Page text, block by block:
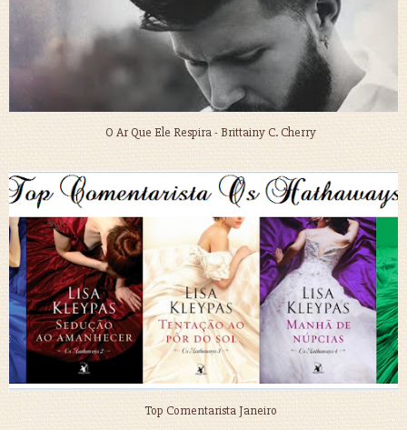
O Ar Que Ele Respira - Brittainy C. Cherry
Top Comentarista Janeiro